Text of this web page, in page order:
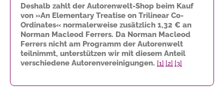
Deshalb zahlt der Autorenwelt-Shop beim Kauf
von »An Elementary Treatise on Trilinear Co-
Ordinates« normalerweise zusätzlich 1,32 € an
Norman Macleod Ferrers. Da Norman Macleod
Ferrers nicht am Programm der Autorenwelt
teilnimmt, unterstützen wir mit diesem Anteil
verschiedene Autorenvereinigungen. [1] [2] [3]